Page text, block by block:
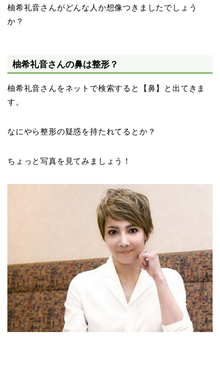
柚希礼音さんがどんな人か想像つきましたでしょう
か？
柚希礼音さんの鼻は整形？
柚希礼音さんをネットで検索すると【鼻】と出てきま
す。
なにやら整形の疑惑を持たれてるとか？
ちょっと写真を見てみましょう！